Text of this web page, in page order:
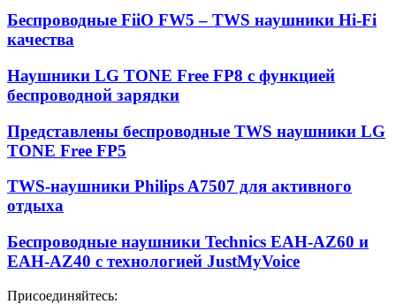
Беспроводные FiiO FW5 – TWS наушники Hi-Fi
качества
Наушники LG TONE Free FP8 с функцией
беспроводной зарядки
Представлены беспроводные TWS наушники LG
TONE Free FP5
TWS-наушники Philips A7507 для активного
отдыха
Беспроводные наушники Technics EAH-AZ60 и
EAH-AZ40 с технологией JustMyVoice
Присоединяйтесь: